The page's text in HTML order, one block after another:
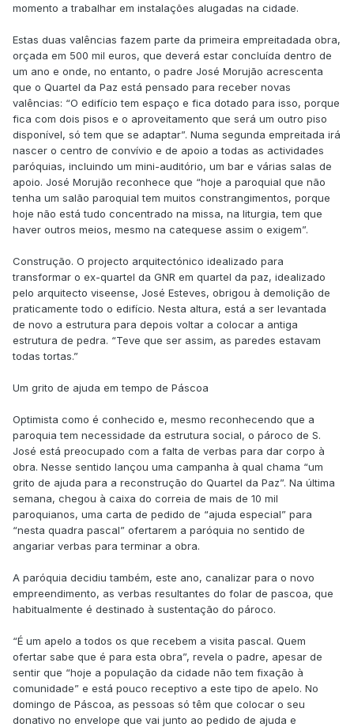
momento a trabalhar em instalações alugadas na cidade.
Estas duas valências fazem parte da primeira empreitadada obra,
orçada em 500 mil euros, que deverá estar concluída dentro de
um ano e onde, no entanto, o padre José Morujão acrescenta
que o Quartel da Paz está pensado para receber novas
valências: “O edifício tem espaço e fica dotado para isso, porque
fica com dois pisos e o aproveitamento que será um outro piso
disponível, só tem que se adaptar”. Numa segunda empreitada irá
nascer o centro de convívio e de apoio a todas as actividades
paróquias, incluindo um mini-auditório, um bar e várias salas de
apoio. José Morujão reconhece que “hoje a paroquial que não
tenha um salão paroquial tem muitos constrangimentos, porque
hoje não está tudo concentrado na missa, na liturgia, tem que
haver outros meios, mesmo na catequese assim o exigem”.
Construção. O projecto arquitectónico idealizado para
transformar o ex-quartel da GNR em quartel da paz, idealizado
pelo arquitecto viseense, José Esteves, obrigou à demolição de
praticamente todo o edifício. Nesta altura, está a ser levantada
de novo a estrutura para depois voltar a colocar a antiga
estrutura de pedra. “Teve que ser assim, as paredes estavam
todas tortas.”
Um grito de ajuda em tempo de Páscoa
Optimista como é conhecido e, mesmo reconhecendo que a
paroquia tem necessidade da estrutura social, o pároco de S.
José está preocupado com a falta de verbas para dar corpo à
obra. Nesse sentido lançou uma campanha à qual chama “um
grito de ajuda para a reconstrução do Quartel da Paz”. Na última
semana, chegou à caixa do correia de mais de 10 mil
paroquianos, uma carta de pedido de “ajuda especial” para
“nesta quadra pascal” ofertarem a paróquia no sentido de
angariar verbas para terminar a obra.
A paróquia decidiu também, este ano, canalizar para o novo
empreendimento, as verbas resultantes do folar de pascoa, que
habitualmente é destinado à sustentação do pároco.
“É um apelo a todos os que recebem a visita pascal. Quem
ofertar sabe que é para esta obra”, revela o padre, apesar de
sentir que “hoje a população da cidade não tem fixação à
comunidade” e está pouco receptivo a este tipo de apelo. No
domingo de Páscoa, as pessoas só têm que colocar o seu
donativo no envelope que vai junto ao pedido de ajuda e